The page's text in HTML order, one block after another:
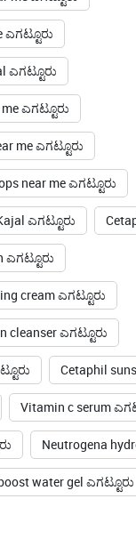
ಎಗಟ್ಟೂರು
ಎಗಟ್ಟೂರು
ಎಗಟ್ಟೂರು
me ಎಗಟ್ಟೂರು
near me ಎಗಟ್ಟೂರು
ಎಗಟ್ಟೂರು
ಎಗಟ್ಟೂರು
cream ಎಗಟ್ಟೂರು
cleanser ಎಗಟ್ಟೂರು
Cetaphil
Vitamin c serum
Neutrogena
water gel ಎಗಟ್ಟೂರು